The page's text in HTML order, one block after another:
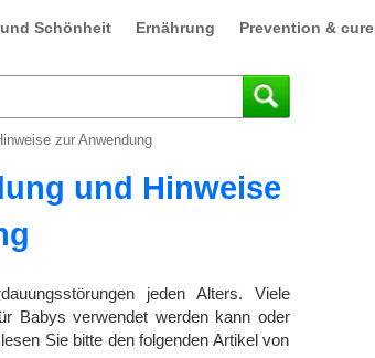
Schönheit Ernährung Prevention & cure
zur Anwendung
und Hinweise
jeden Alters. Viele
Babys verwendet werden kann oder
Sie bitte den folgenden Artikel von